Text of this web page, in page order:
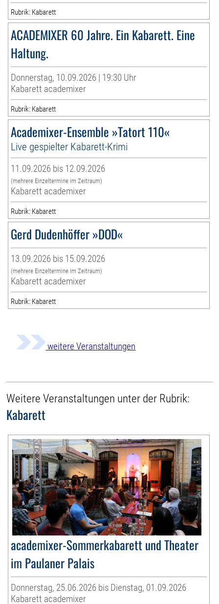
Rubrik: Kabarett
ACADEMIXER 60 Jahre. Ein Kabarett. Eine
Haltung.
Donnerstag, 10.09.2026 | 19:30 Uhr
Kabarett academixer
Rubrik: Kabarett
Academixer-Ensemble »Tatort 110«
Live gespielter Kabarett-Krimi
11.09.2026 bis 12.09.2026
(mehrere Einzeltermine im Zeitraum)
Kabarett academixer
Rubrik: Kabarett
Gerd Dudenhöffer »DOD«
13.09.2026 bis 15.09.2026
(mehrere Einzeltermine im Zeitraum)
Kabarett academixer
Rubrik: Kabarett
weitere Veranstaltungen
Weitere Veranstaltungen unter der Rubrik:
Kabarett
academixer-Sommerkabarett und Theater
im Paulaner Palais
Donnerstag, 25.06.2026 bis Dienstag, 01.09.2026
Kabarett academixer